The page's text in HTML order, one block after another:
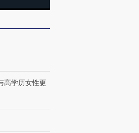
高学历女性更